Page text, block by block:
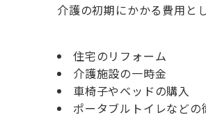
介護の初期にかかる費用と
住宅のリフォーム
介護施設の一時金
車椅子やベッドの購入
ポータブルトイレなどの